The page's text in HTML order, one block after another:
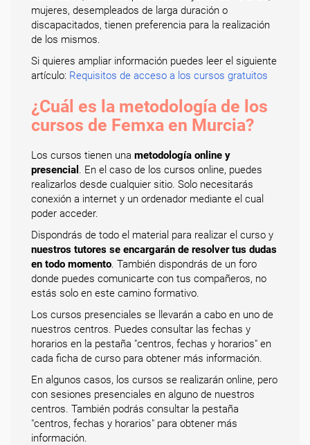
mujeres, desempleados de larga duración o
discapacitados, tienen preferencia para la realización
de los mismos.
Si quieres ampliar información puedes leer el siguiente
artículo: Requisitos de acceso a los cursos gratuitos
¿Cuál es la metodología de los
cursos de Femxa en Murcia?
Los cursos tienen una metodología online y
presencial . En el caso de los cursos online, puedes
realizarlos desde cualquier sitio. Solo necesitarás
conexión a internet y un ordenador mediante el cual
poder acceder.
Dispondrás de todo el material para realizar el curso y
nuestros tutores se encargarán de resolver tus dudas
en todo momento. También dispondrás de un foro
donde puedes comunicarte con tus compañeros, no
estás solo en este camino formativo.
Los cursos presenciales se llevarán a cabo en uno de
nuestros centros. Puedes consultar las fechas y
horarios en la pestaña "centros, fechas y horarios" en
cada ficha de curso para obtener más información.
En algunos casos, los cursos se realizarán online, pero
con sesiones presenciales en alguno de nuestros
centros. También podrás consultar la pestaña
"centros, fechas y horarios" para obtener más
información.